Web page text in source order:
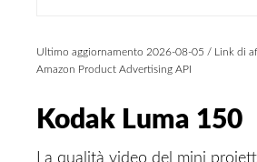
Ultimo aggiornamento 2026-08-05 / Link di
Amazon Product Advertising API
Kodak Luma 150
La qualità video del mini